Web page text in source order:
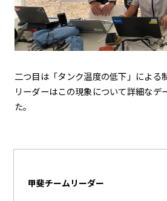
二つ目は「タンク温度の低下」による
リーダーはこの現象について詳細なデ
た。
甲斐チームリーダー